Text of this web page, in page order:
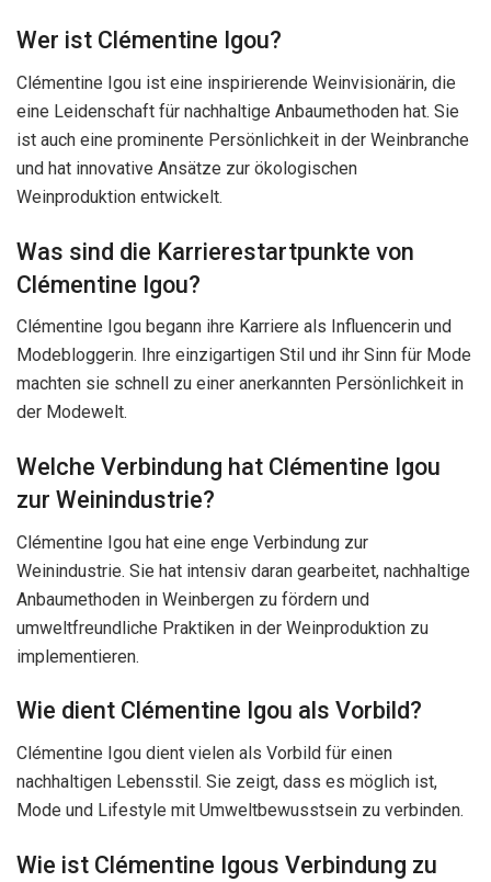
Wer ist Clémentine Igou?
Clémentine Igou ist eine inspirierende Weinvisionärin, die
eine Leidenschaft für nachhaltige Anbaumethoden hat. Sie
ist auch eine prominente Persönlichkeit in der Weinbranche
und hat innovative Ansätze zur ökologischen
Weinproduktion entwickelt.
Was sind die Karrierestartpunkte von
Clémentine Igou?
Clémentine Igou begann ihre Karriere als Influencerin und
Modebloggerin. Ihre einzigartigen Stil und ihr Sinn für Mode
machten sie schnell zu einer anerkannten Persönlichkeit in
der Modewelt.
Welche Verbindung hat Clémentine Igou
zur Weinindustrie?
Clémentine Igou hat eine enge Verbindung zur
Weinindustrie. Sie hat intensiv daran gearbeitet, nachhaltige
Anbaumethoden in Weinbergen zu fördern und
umweltfreundliche Praktiken in der Weinproduktion zu
implementieren.
Wie dient Clémentine Igou als Vorbild?
Clémentine Igou dient vielen als Vorbild für einen
nachhaltigen Lebensstil. Sie zeigt, dass es möglich ist,
Mode und Lifestyle mit Umweltbewusstsein zu verbinden.
Wie ist Clémentine Igous Verbindung zu